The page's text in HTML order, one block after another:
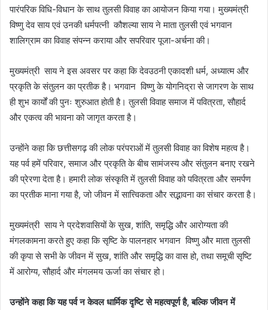
पारंपरिक विधि-विधान के साथ तुलसी विवाह का आयोजन किया गया। मुख्यमंत्री
विष्णु देव साय एवं उनकी धर्मपत्नी कौशल्या साय ने माता तुलसी एवं भगवान
शालिग्राम का विवाह संपन्न कराया और सपरिवार पूजा-अर्चना की।
मुख्यमंत्री साय ने इस अवसर पर कहा कि देवउठनी एकादशी धर्म, अध्यात्म और
प्रकृति के संतुलन का प्रतीक है। भगवान विष्णु के योगनिद्रा से जागरण के साथ
ही शुभ कार्यों की पुनः शुरुआत होती है। तुलसी विवाह समाज में पवित्रता, सौहार्द
और एकत्व की भावना को जागृत करता है।
उन्होंने कहा कि छत्तीसगढ़ की लोक परंपराओं में तुलसी विवाह का विशेष महत्व है।
यह पर्व हमें परिवार, समाज और प्रकृति के बीच सामंजस्य और संतुलन बनाए रखने
की प्रेरणा देता है। हमारी लोक संस्कृति में तुलसी विवाह को पवित्रता और समर्पण
का प्रतीक माना गया है, जो जीवन में सात्त्विकता और सद्भावना का संचार करता है।
मुख्यमंत्री साय ने प्रदेशवासियों के सुख, शांति, समृद्धि और आरोग्यता की
मंगलकामना करते हुए कहा कि सृष्टि के पालनहार भगवान विष्णु और माता तुलसी
की कृपा से सभी के जीवन में सुख, शांति और समृद्धि का वास हो, तथा समूची सृष्टि
में आरोग्य, सौहार्द और मंगलमय ऊर्जा का संचार हो।
उन्होंने कहा कि यह पर्व न केवल धार्मिक दृष्टि से महत्वपूर्ण है, बल्कि जीवन में